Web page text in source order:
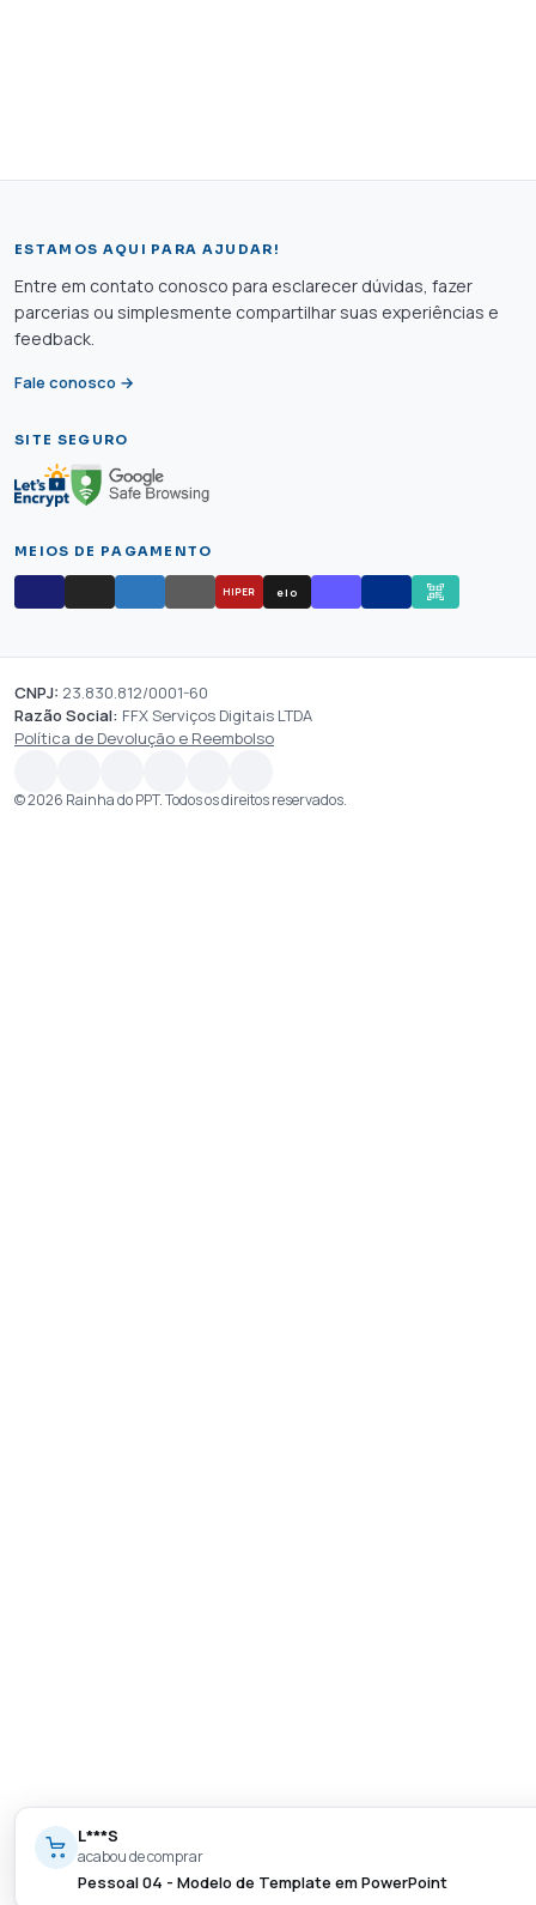
ESTAMOS AQUI PARA AJUDAR!
Entre em contato conosco para esclarecer dúvidas, fazer
parcerias ou simplesmente compartilhar suas experiências e
feedback.
Fale conosco →
SITE SEGURO
MEIOS DE PAGAMENTO
HIPER elo
CNPJ: 23.830.812/0001-60
Razão Social: FFX Serviços Digitais LTDA
Política de Devolução e Reembolso
© 2026 Rainha do PPT. Todos os direitos reservados.
L***S
acabou de comprar
Pessoal 04 - Modelo de Template em PowerPoint